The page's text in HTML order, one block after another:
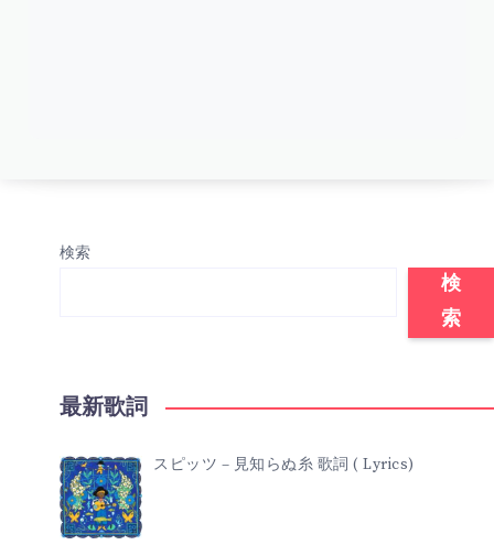
検索
検
索
最新歌詞
スピッツ – 見知らぬ糸 歌詞 ( Lyrics)